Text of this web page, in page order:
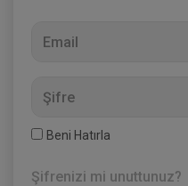
Beni Hatırla
Şifrenizi mi unuttunuz?